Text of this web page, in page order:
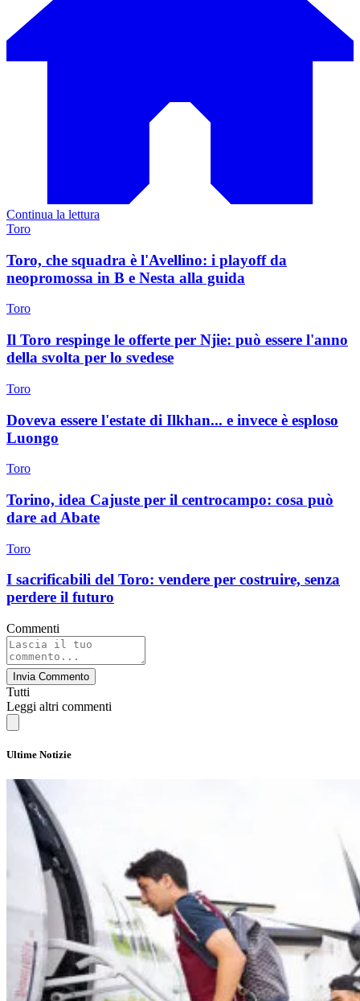
Continua la lettura
Toro
Toro, che squadra è l'Avellino: i playoff da
neopromossa in B e Nesta alla guida
Toro
Il Toro respinge le offerte per Njie: può essere l'anno
della svolta per lo svedese
Toro
Doveva essere l'estate di Ilkhan... e invece è esploso
Luongo
Toro
Torino, idea Cajuste per il centrocampo: cosa può
dare ad Abate
Toro
I sacrificabili del Toro: vendere per costruire, senza
perdere il futuro
Commenti
Invia Commento
Tutti
Leggi altri commenti
Ultime Notizie